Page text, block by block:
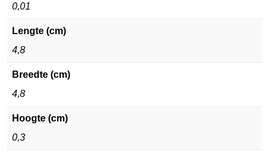
0,01
Lengte (cm)
4,8
Breedte (cm)
4,8
Hoogte (cm)
0,3